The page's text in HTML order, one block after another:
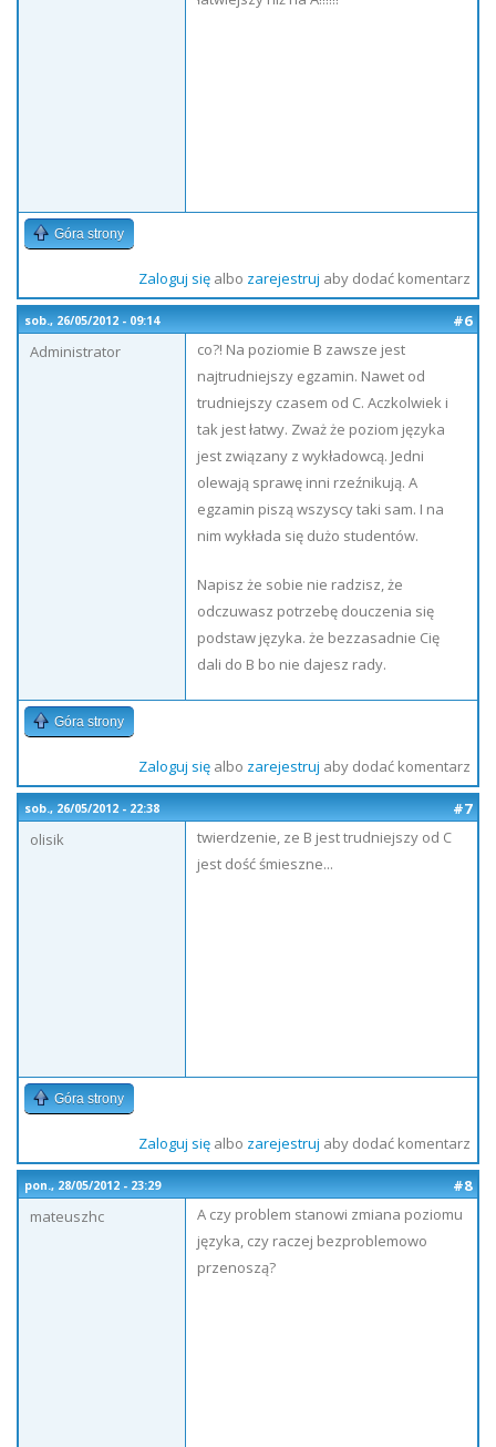
Góra strony
Zaloguj sięalbo zarejestruj aby dodać komentarz
sob., 26/05/2012 - 09:14
#6
Administrator
co?! Na poziomie B zawsze jest
najtrudniejszy egzamin. Nawet od
trudniejszy czasem od C. Aczkolwiek i
tak jest łatwy. Zważ że poziom języka
jest związany z wykładowcą. Jedni
olewają sprawę inni rzeźnikują. A
egzamin piszą wszyscy taki sam. I na
nim wykłada się dużo studentów.
Napisz że sobie nie radzisz, że
odczuwasz potrzebę douczenia się
podstaw języka. że bezzasadnie Cię
dali do B bo nie dajesz rady.
Góra strony
Zaloguj sięalbo zarejestruj aby dodać komentarz
sob., 26/05/2012 - 22:38
#7
olisik
twierdzenie, ze B jest trudniejszy od C
jest dość śmieszne...
Góra strony
Zaloguj sięalbo zarejestruj aby dodać komentarz
pon., 28/05/2012 - 23:29
#8
mateuszhc
A czy problem stanowi zmiana poziomu
języka, czy raczej bezproblemowo
przenoszą?